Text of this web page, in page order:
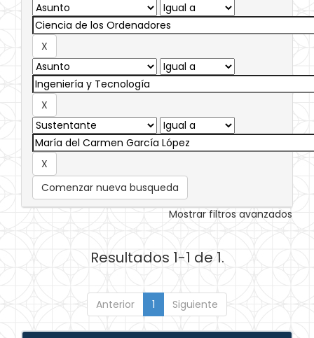
Comenzar nueva busqueda
Mostrar filtros avanzados
Resultados 1-1 de 1.
Anterior 1 Siguiente